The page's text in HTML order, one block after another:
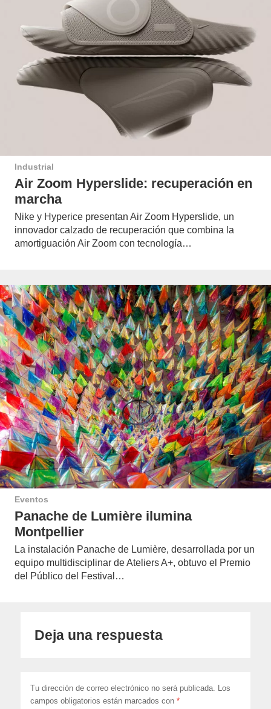
Industrial
Air Zoom Hyperslide: recuperación en
marcha
Nike y Hyperice presentan Air Zoom Hyperslide, un
innovador calzado de recuperación que combina la
amortiguación Air Zoom con tecnología…
Eventos
Panache de Lumière ilumina
Montpellier
La instalación Panache de Lumière, desarrollada por un
equipo multidisciplinar de Ateliers A+, obtuvo el Premio
del Público del Festival…
Deja una respuesta
Tu dirección de correo electrónico no será publicada. Los
campos obligatorios están marcados con*